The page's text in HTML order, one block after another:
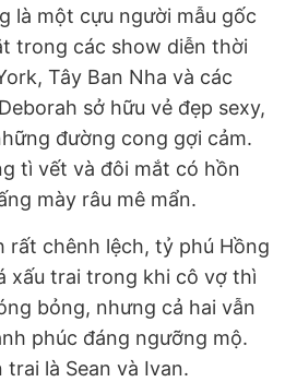
là một cựu người mẫu gốc
trong các show diễn thời
Tây Ban Nha và các
sở hữu vẻ đẹp sexy,
đường cong gợi cảm.
tì vết và đôi mắt có hồn
mày râu mê mẩn.
rất chênh lệch, tỷ phú Hồng
xấu trai trong khi cô vợ thì
bỏng, nhưng cả hai vẫn
phúc đáng ngưỡng mộ.
là Sean và Ivan.